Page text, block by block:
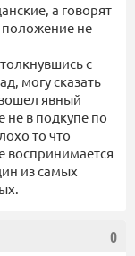
а говорят
положение не
с
могу сказать
явный
в подкупе по
то что
воспринимается
из самых
0